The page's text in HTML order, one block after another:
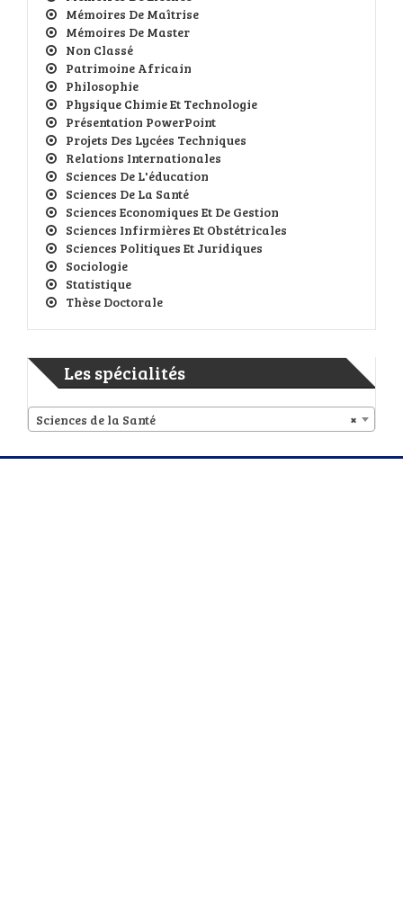
Mémoires De Maîtrise
Mémoires De Master
Non Classé
Patrimoine Africain
Philosophie
Physique Chimie Et Technologie
Présentation PowerPoint
Projets Des Lycées Techniques
Relations Internationales
Sciences De L'éducation
Sciences De La Santé
Sciences Economiques Et De Gestion
Sciences Infirmières Et Obstétricales
Sciences Politiques Et Juridiques
Sociologie
Statistique
Thèse Doctorale
Les spécialités
×
Sciences de la Santé